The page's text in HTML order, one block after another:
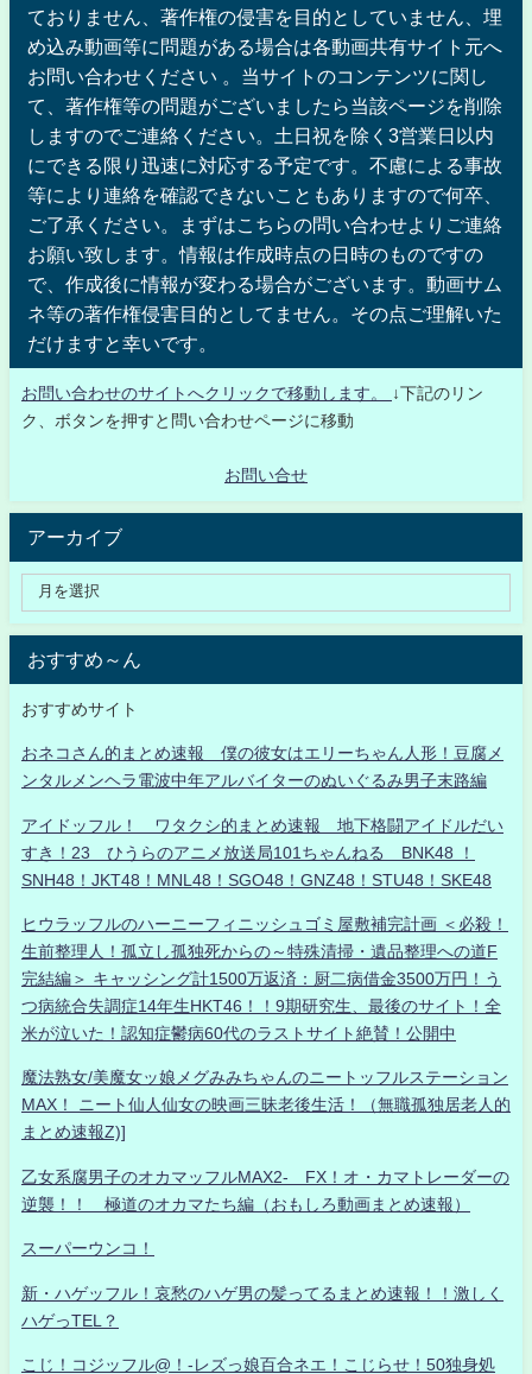
ておりません、著作権の侵害を目的としていません、埋
め込み動画等に問題がある場合は各動画共有サイト元へ
お問い合わせください 。当サイトのコンテンツに関し
て、著作権等の問題がございましたら当該ページを削除
しますのでご連絡ください。土日祝を除く3営業日以内
にできる限り迅速に対応する予定です。不慮による事故
等により連絡を確認できないこともありますので何卒、
ご了承ください。まずはこちらの問い合わせよりご連絡
お願い致します。情報は作成時点の日時のものですの
で、作成後に情報が変わる場合がございます。動画サム
ネ等の著作権侵害目的としてません。その点ご理解いた
だけますと幸いです。
お問い合わせのサイトへクリックで移動します。
↓下記のリン
ク、ボタンを押すと問い合わせページに移動
お問い合せ
アーカイブ
おすすめ～ん
おすすめサイト
おネコさん的まとめ速報 僕の彼女はエリーちゃん人形！豆腐メ
ンタルメンヘラ電波中年アルバイターのぬいぐるみ男子末路編
アイドッフル！ ワタクシ的まとめ速報 地下格闘アイドルだい
すき！23 ひうらのアニメ放送局101ちゃんねる BNK48 ！
SNH48！JKT48！MNL48！SGO48！GNZ48！STU48！SKE48
ヒウラッフルのハーニーフィニッシュゴミ屋敷補完計画 ＜必殺！
生前整理人！孤立し孤独死からの～特殊清掃・遺品整理への道F
完結編＞ キャッシング計1500万返済：厨二病借金3500万円！う
つ病統合失調症14年生HKT46！！9期研究生、最後のサイト！全
米が泣いた！認知症鬱病60代のラストサイト絶賛！公開中
魔法熟女/美魔女ッ娘メグみみちゃんのニートッフルステーション
MAX！ ニート仙人仙女の映画三昧老後生活！（無職孤独居老人的
まとめ速報Z)]
乙女系腐男子のオカマッフルMAX2- FX！オ・カマトレーダーの
逆襲！！ 極道のオカマたち編（おもしろ動画まとめ速報）
スーパーウンコ！
新・ハゲッフル！哀愁のハゲ男の髪ってるまとめ速報！！激しく
ハゲっTEL？
こじ！コジッフル@！-レズっ娘百合ネエ！こじらせ！50独身処